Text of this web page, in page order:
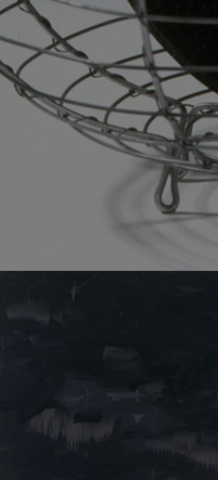
Alfons Borrell